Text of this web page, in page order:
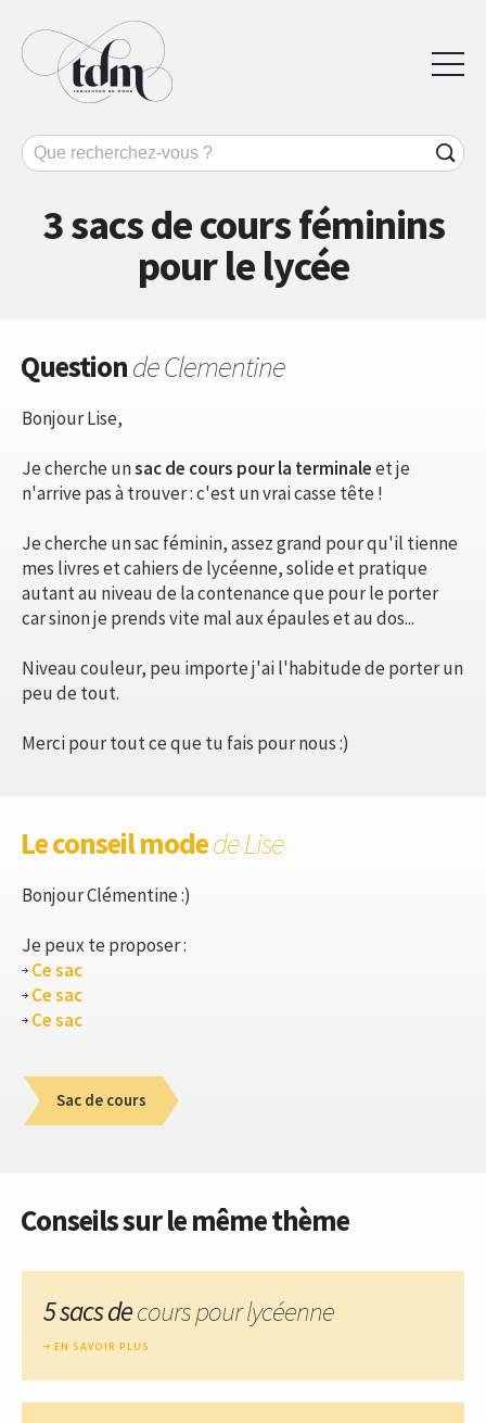
3 sacs de cours féminins
pour le lycée
Questionde Clementine
Bonjour Lise,
Je cherche unsac de cours pour la terminaleet je
n'arrive pas à trouver : c'est un vrai casse tête !
Je cherche un sac féminin, assez grand pour qu'il tienne
mes livres et cahiers de lycéenne, solide et pratique
autant au niveau de la contenance que pour le porter
car sinon je prends vite mal aux épaules et au dos...
Niveau couleur, peu importe j'ai l'habitude de porter un
peu de tout.
Merci pour tout ce que tu fais pour nous :)
Le conseil modede Lise
Bonjour Clémentine :)
Je peux te proposer :
Ce sac
Ce sac
Ce sac
Sac de cours
Conseils sur le même thème
5 sacs decours pour lycéenne
EN SAVOIR PLUS